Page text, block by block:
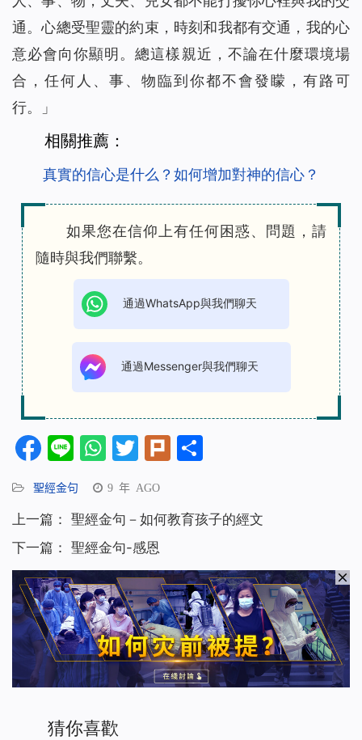
通。心總受聖靈的約束，時刻和我都有交通，我的心
意必會向你顯明。總這樣親近，不論在什麼環境場
合，任何人、事、物臨到你都不會發矇，有路可
行。」
相關推薦：
真實的信心是什么？如何增加對神的信心？
如果您在信仰上有任何困惑、問題，請
隨時與我們聯繫。
通過WhatsApp與我們聊天
通過Messenger與我們聊天
Facebook
LineWhatsApp
Twitter
Plurk
聖經金句 9 年 AGO
上一篇： 聖經金句－如何教育孩子的經文
下一篇： 聖經金句-感恩
猜你喜歡